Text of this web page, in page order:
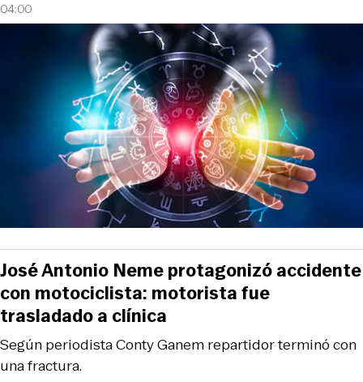
04:00
Según periodista Conty Ganem repartidor terminó con
una fractura.
José Antonio Neme protagonizó accidente
con motociclista: motorista fue
trasladado a clínica